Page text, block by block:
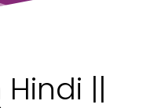
||